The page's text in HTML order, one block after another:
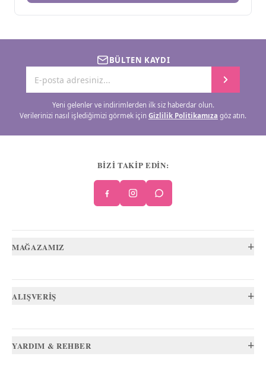
BÜLTEN KAYDI
Yeni gelenler ve indirimlerden ilk siz haberdar olun.
Verilerinizi nasıl işlediğimizi görmek için Gizlilik Politikamıza göz atın.
BİZİ TAKİP EDİN:
MAĞAZAMIZ +
ALIŞVERİŞ +
YARDIM & REHBER +